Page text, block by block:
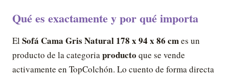
Qué es exactamente y por qué importa
El Sofá Cama Gris Natural 178 x 94 x 86 cmes un
producto de la categoriaproducto que se vende
activamente en TopColchón. Lo cuento de forma directa